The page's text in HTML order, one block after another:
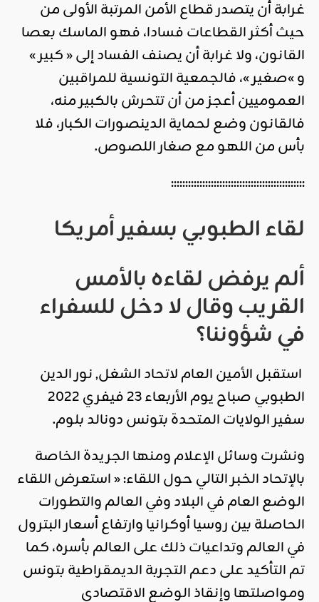
غرابة أن يتصدر قطاع الأمن المرتبة الأولى من
حيث أكثر القطاعات فسادا، فهو الماسك بعصا
القانون، ولا غرابة أن يصنف الفساد إلى « كبير »
و »صغير »، فالجمعية التونسية للمراقبين
العموميين أعجز من أن تتحرش بالكبير منه،
فالقانون وضع لحماية الدينصورات الكبار، فلا
بأس من اللهو مع صغار اللصوص.
:::::::::::::::::::::::::::::::::::::::::::::::
لقاء الطبوبي بسفير أمريكا
ألم يرفض لقاءه بالأمس
القريب وقال لا دخل للسفراء
في شؤوننا؟
استقبل الأمين العام لاتحاد الشغل, نور الدين
الطبوبي صباح يوم الأربعاء 23 فيفري 2022
سفير الولايات المتحدة بتونس دونالد بلوم.
ونشرت وسائل الإعلام ومنها الجريدة الخاصة
بالإتحاد الخبر التالي حول اللقاء: « استعرض اللقاء
الوضع العام في البلاد وفي العالم والتطورات
الحاصلة بين روسيا أوكرانيا وارتفاع أسعار البترول
في العالم وتداعيات ذلك على العالم بأسره، كما
تم التأكيد على دعم التجربة الديمقراطية بتونس
ومواصلتها وإنقاذ الوضع الاقتصادي